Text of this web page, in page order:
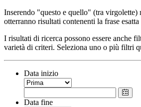
Inserendo "questo e quello" (tra virgolette)
otterranno risultati contenenti la frase
I risultati di ricerca possono essere anche
varietà di criteri. Seleziona uno o più filtri
Data inizio
Data fine